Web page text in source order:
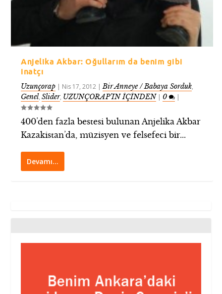
Anjelika Akbar: Oğullarım da benim gibi
inatçı
Uzunçorap | Nis 17, 2012 |Bir Anneye / Babaya Sorduk,
Genel,Slider, UZUNÇORAP’IN İÇİNDEN| 0 |
400’den fazla bestesi bulunan Anjelika Akbar
Kazakistan’da, müzisyen ve felsefeci bir...
Devamı…